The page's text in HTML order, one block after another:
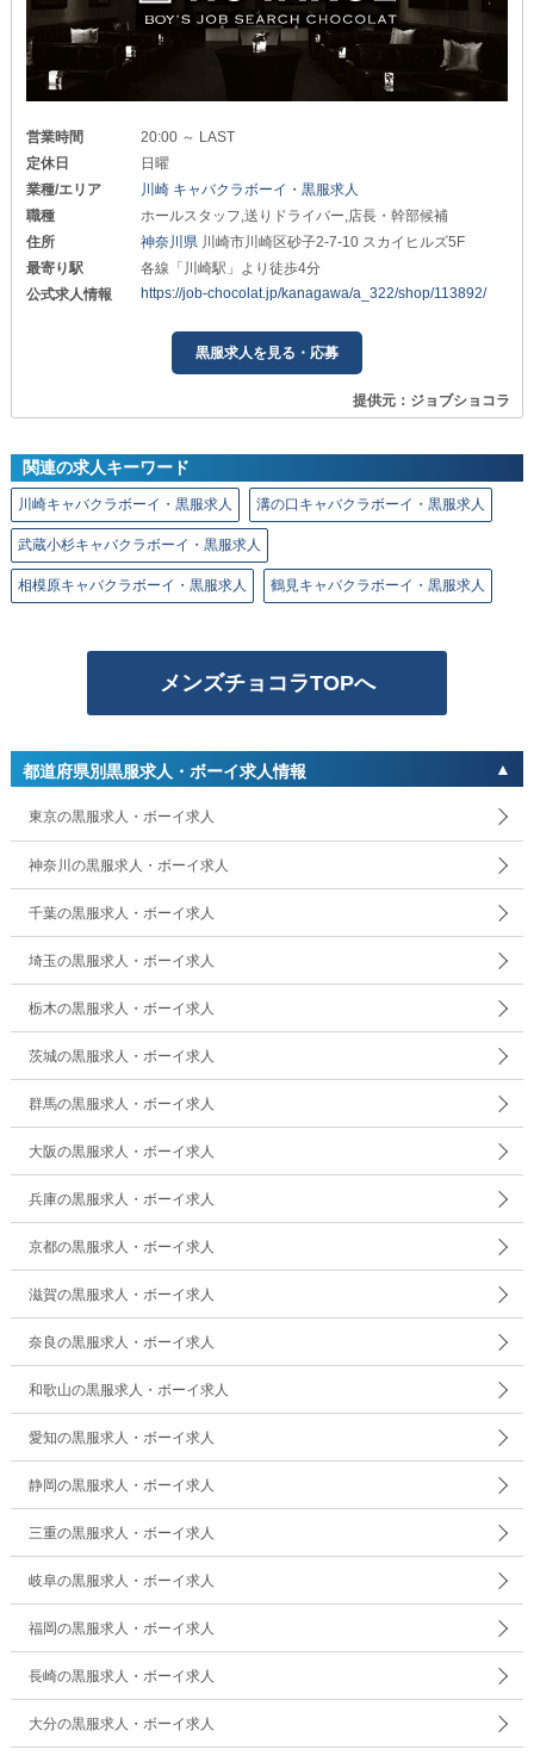
営業時間
20:00 ～ LAST
定休日
日曜
業種/エリア
川崎 キャバクラボーイ・黒服求人
職種
ホールスタッフ,送りドライバー,店長・幹部候補
住所
神奈川県 川崎市川崎区砂子2-7-10 スカイヒルズ5F
最寄り駅
各線「川崎駅」より徒歩4分
公式求人情報
https://job-chocolat.jp/kanagawa/a_322/shop/113892/
黒服求人を見る・応募
提供元：ジョブショコラ
関連の求人キーワード
川崎キャバクラボーイ・黒服求人 溝の口キャバクラボーイ・黒服求人
武蔵小杉キャバクラボーイ・黒服求人
相模原キャバクラボーイ・黒服求人 鶴見キャバクラボーイ・黒服求人
メンズチョコラTOPへ
都道府県別黒服求人・ボーイ求人情報
東京の黒服求人・ボーイ求人
神奈川の黒服求人・ボーイ求人
千葉の黒服求人・ボーイ求人
埼玉の黒服求人・ボーイ求人
栃木の黒服求人・ボーイ求人
茨城の黒服求人・ボーイ求人
群馬の黒服求人・ボーイ求人
大阪の黒服求人・ボーイ求人
兵庫の黒服求人・ボーイ求人
京都の黒服求人・ボーイ求人
滋賀の黒服求人・ボーイ求人
奈良の黒服求人・ボーイ求人
和歌山の黒服求人・ボーイ求人
愛知の黒服求人・ボーイ求人
静岡の黒服求人・ボーイ求人
三重の黒服求人・ボーイ求人
岐阜の黒服求人・ボーイ求人
福岡の黒服求人・ボーイ求人
長崎の黒服求人・ボーイ求人
大分の黒服求人・ボーイ求人